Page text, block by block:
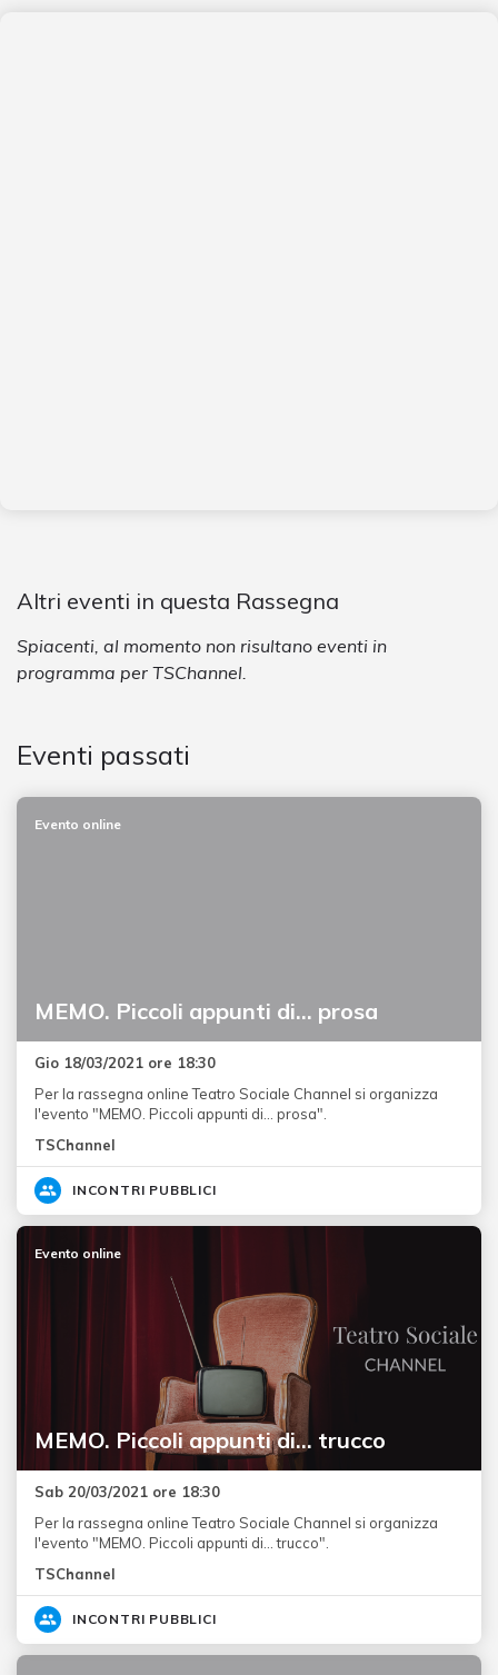
Altri eventi in questa Rassegna
Spiacenti, al momento non risultano eventi in
programma per TSChannel.
Eventi passati
MEMO. Piccoli appunti di… prosa
Evento online
Gio 18/03/2021 ore 18:30
Per la rassegna online Teatro Sociale Channel si organizza
l'evento "MEMO. Piccoli appunti di… prosa".
TSChannel
INCONTRI PUBBLICI
MEMO. Piccoli appunti di... trucco
Evento online
Sab 20/03/2021 ore 18:30
Per la rassegna online Teatro Sociale Channel si organizza
l'evento "MEMO. Piccoli appunti di... trucco".
TSChannel
INCONTRI PUBBLICI